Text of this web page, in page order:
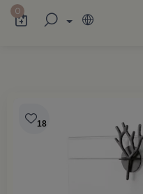
ترامس القهوة 0
18